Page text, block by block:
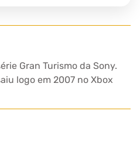
Gran Turismo da Sony.
logo em 2007 no Xbox